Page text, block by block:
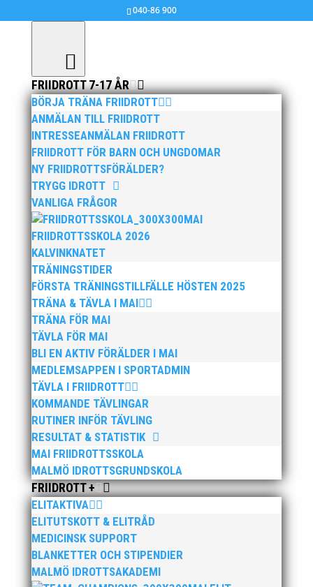
040-86 900
FRIIDROTT 7-17 ÅR
BÖRJA TRÄNA FRIIDROTT
ANMÄLAN TILL FRIIDROTT
INTRESSEANMÄLAN FRIIDROTT
FRIIDROTT FÖR BARN OCH UNGDOMAR
NY FRIIDROTTSFÖRÄLDER?
TRYGG IDROTT
VANLIGA FRÅGOR
MAI
FRIIDROTTSSKOLA 2026
KALVINKNATET
TRÄNINGSTIDER
FÖRSTA TRÄNINGSTILLFÄLLE HÖSTEN 2025
TRÄNA & TÄVLA I MAI
TRÄNA FÖR MAI
TÄVLA FÖR MAI
BLI EN AKTIV FÖRÄLDER I MAI
MEDLEMSAPPEN I SPORTADMIN
TÄVLA I FRIIDROTT
KOMMANDE TÄVLINGAR
RUTINER INFÖR TÄVLING
RESULTAT & STATISTIK
MAI FRIIDROTTSSKOLA
MALMÖ IDROTTSGRUNDSKOLA
FRIIDROTT +
ELITAKTIVA
ELITUTSKOTT & ELITRÅD
MEDICINSK SUPPORT
BLANKETTER OCH STIPENDIER
MALMÖ IDROTTSAKADEMI